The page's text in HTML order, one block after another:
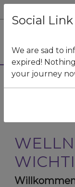
Social
We are sad to
expired!
your journey